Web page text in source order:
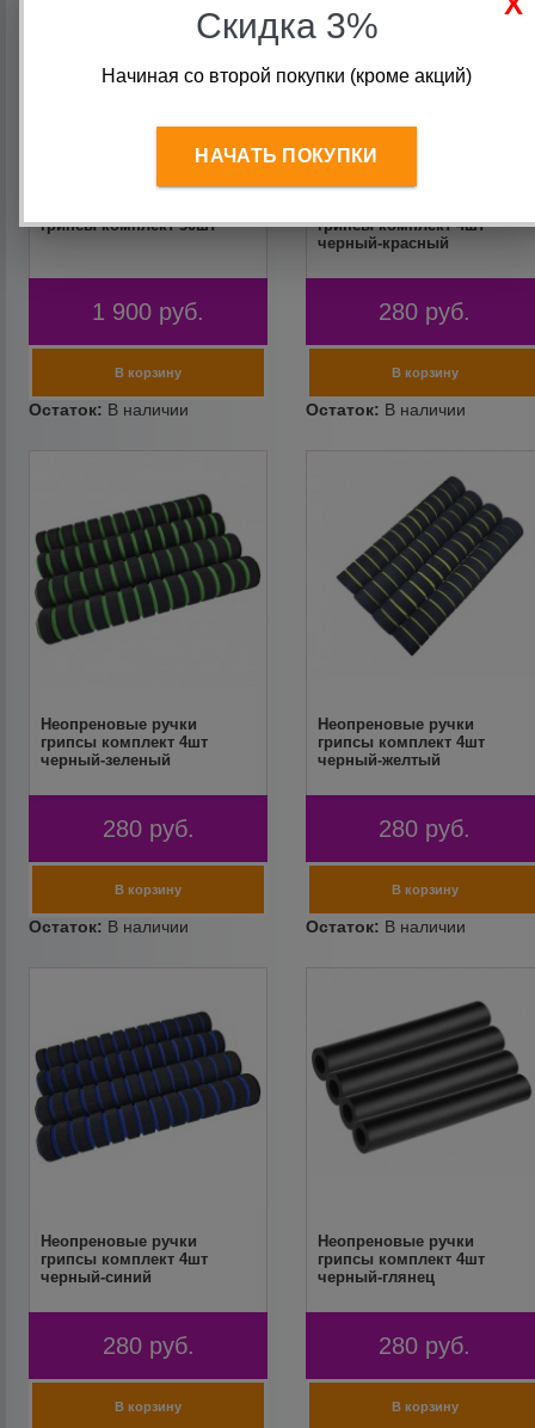
грипсы комплект 50шт
1 900 руб.
грипсы комплект 4шт
черный-красный
280 руб.
Неопреновые ручки
грипсы комплект 4шт
черный-зеленый
280 руб.
Неопреновые ручки
грипсы комплект 4шт
черный-желтый
280 руб.
Неопреновые ручки
грипсы комплект 4шт
черный-синий
280 руб.
Неопреновые ручки
грипсы комплект 4шт
черный-глянец
280 руб.
Скидка 3%
Начиная со второй покупки (кроме акций)
НАЧАТЬ ПОКУПКИ